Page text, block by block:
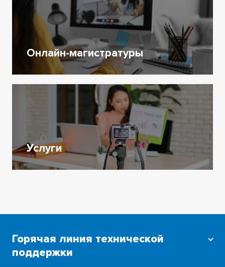
МООК
О возможностях массовых
открытых онлайн-курсов (МООК),
которые доступны студентам и
преподавателям ТГУ
Онлайн-магистратуры
Подробнее об онлайн-
магистратурах ТГУ
Онлайн-магистратуры
дистанционного образования
ТГУ
Услуги
Горячая линия технической
поддержки